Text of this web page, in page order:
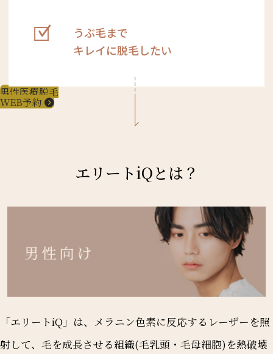
うぶ毛まで
キレイに脱毛したい
男性医療脱毛
WEB予約
エリートiQとは？
「エリートiQ」は、メラニン色素に反応するレーザーを照
射して、毛を成長させる組織(毛乳頭・毛母細胞)を熱破壊